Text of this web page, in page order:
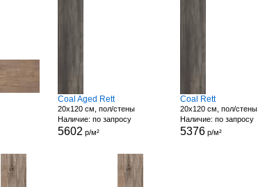
Coal Aged Rett
20x120 см, пол/стены
Наличие: по запросу
5602 р/м²
Coal Rett
20x120 см, пол/стены
Наличие: по запросу
5376р/м²